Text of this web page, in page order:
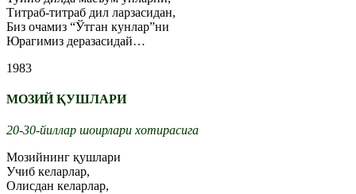
Титраб-титраб дил ларзасидан,
Биз очамиз “Ўтган кунлар”ни
Юрагимиз деразасидай…
1983
МОЗИЙ ҚУШЛАРИ
20-30-йиллар шоирлари хотирасига
Мозийнинг қушлари
Учиб келарлар,
Олисдан келарлар,